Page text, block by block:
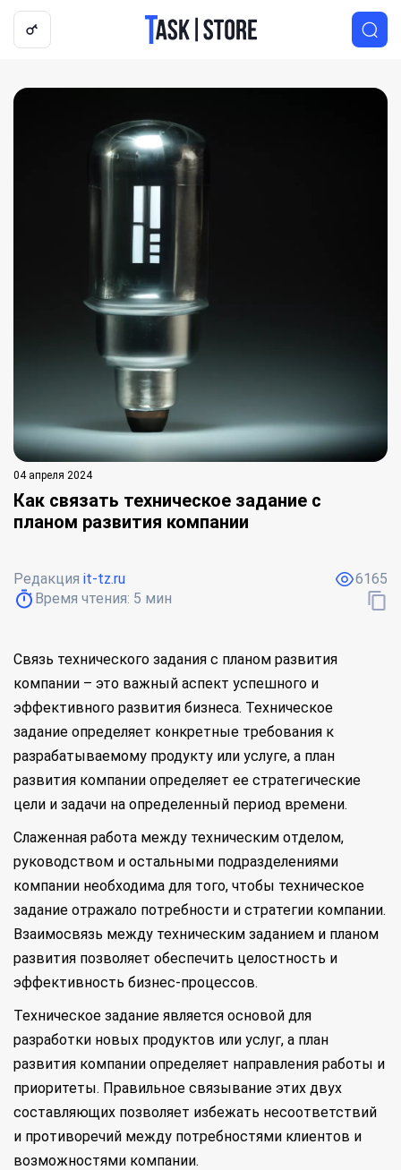
Логотип
04 апреля 2024
Как связать техническое задание с
планом развития компании
Редакция it-tz.ru
Время чтения: 5 мин
6165
Связь технического задания с планом развития
компании – это важный аспект успешного и
эффективного развития бизнеса. Техническое
задание определяет конкретные требования к
разрабатываемому продукту или услуге, а план
развития компании определяет ее стратегические
цели и задачи на определенный период времени.
Слаженная работа между техническим отделом,
руководством и остальными подразделениями
компании необходима для того, чтобы техническое
задание отражало потребности и стратегии компании.
Взаимосвязь между техническим заданием и планом
развития позволяет обеспечить целостность и
эффективность бизнес-процессов.
Техническое задание является основой для
разработки новых продуктов или услуг, а план
развития компании определяет направления работы и
приоритеты. Правильное связывание этих двух
составляющих позволяет избежать несоответствий
и противоречий между потребностями клиентов и
возможностями компании.